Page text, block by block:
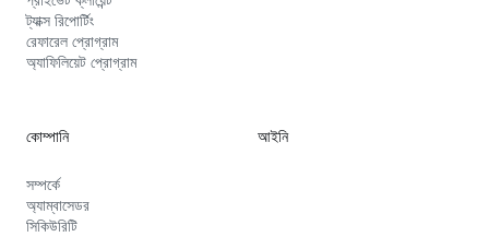
ট্যাক্স রিপোর্টিং
রেফারেল প্রোগ্রাম
অ্যাফিলিয়েট প্রোগ্রাম
কোম্পানি
সম্পর্কে
অ্যাম্বাসেডর
সিকিউরিটি
আইনি